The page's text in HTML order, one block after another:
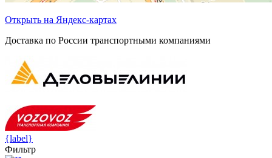
Открыть на Яндекс-картах
Доставка по России транспортными компаниями
{label}
Фильтр